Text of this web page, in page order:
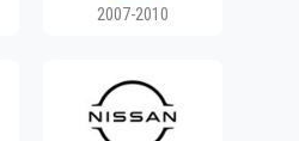
2007-2010